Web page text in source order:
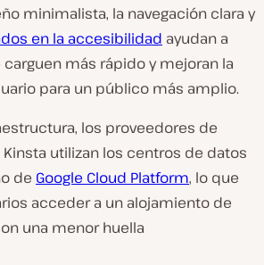
minimalista, la navegación clara y
en la accesibilidad ayudan a
carguen más rápido y mejoran la
para un público más amplio.
los proveedores de
utilizan los centros de datos
de Google Cloud Platform, lo que
acceder a un alojamiento de
una menor huella